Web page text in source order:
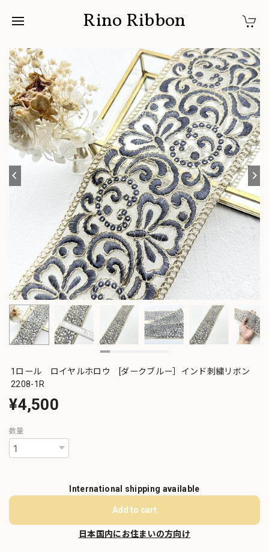
Rino Ribbon
1ロール ロイヤルホロウ [ダークブルー］インド刺繍リボン
2208-1R
¥4,500
数量
International shipping available
Add to cart
日本国内にお住まいの方向け